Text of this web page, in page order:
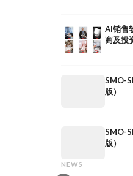
AI销售
商及投
SMO-
版）
SMO-
版）
NEWS
共享媒体：定义
共享媒体：定义、意